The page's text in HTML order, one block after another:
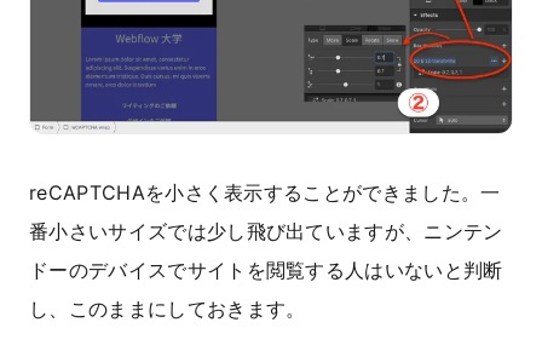
reCAPTCHAを小さく表示することができました。一
番小さいサイズでは少し飛び出ていますが、ニンテン
ドーのデバイスでサイトを閲覧する人はいないと判断
し、このままにしておきます。